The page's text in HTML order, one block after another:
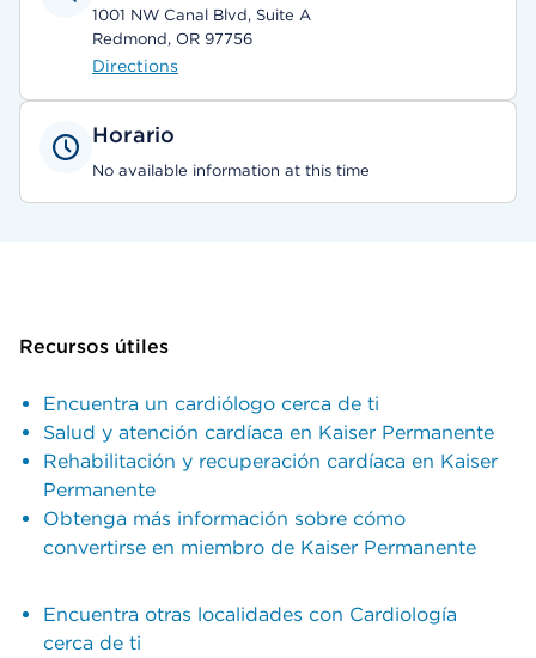
1001 NW Canal Blvd, Suite A
Redmond, OR 97756
Directions
Horario
No available information at this time
Recursos útiles
Encuentra un cardiólogo cerca de ti
Salud y atención cardíaca en Kaiser Permanente
Rehabilitación y recuperación cardíaca en Kaiser
Permanente
Obtenga más información sobre cómo
convertirse en miembro de Kaiser Permanente
Encuentra otras localidades con Cardiología
cerca de ti